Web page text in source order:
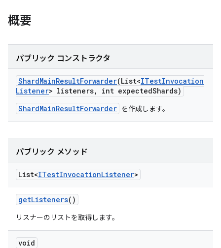
概要
パブリック コンストラクタ
ShardMainResultForwarder(List<ITestInvocation
Listener> listeners, int expectedShards)
ShardMainResultForwarder を作成します。
パブリック メソッド
List<ITestInvocationListener>
getListeners()
リスナーのリストを取得します。
void